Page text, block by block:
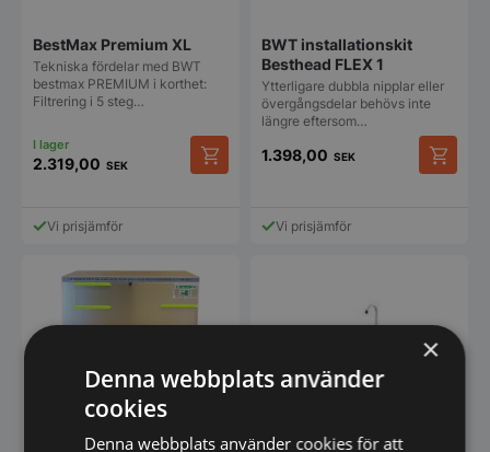
BestMax Premium XL
Tekniska fördelar med BWT
bestmax PREMIUM i korthet:
Filtrering i 5 steg…
2.319,00 SEK
Vi prisjämför
BWT installationskit
Besthead FLEX 1
Ytterligare dubbla nipplar eller
övergångsdelar behövs inte
längre eftersom…
1.398,00 SEK
Vi prisjämför
Desinfektionssystem för
Fettavskiljaren Thor
Desinfektionssystemet värmer
×
Denna webbplats använder
cookies
Denna webbplats använder cookies för att